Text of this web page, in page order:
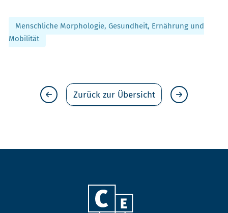
Menschliche Morphologie, Gesundheit, Ernährung und
Mobilität
Zurück zur Übersicht